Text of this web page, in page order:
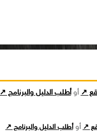
↗ أوأطلب الدليل والبرنامج ↗
↗ أوأطلب الدليل والبرنامج ↗